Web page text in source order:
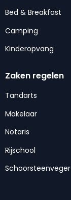
Bed & Breakfast
Camping
Kinderopvang
Zaken regelen
Tandarts
Makelaar
Notaris
Rijschool
Schoorsteenveger